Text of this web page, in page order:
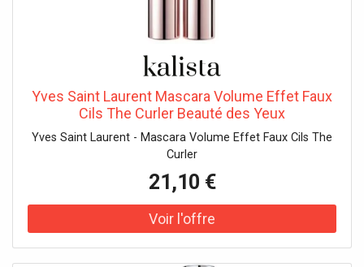
Yves Saint Laurent Mascara Volume Effet Faux
Cils The Curler Beauté des Yeux
Yves Saint Laurent - Mascara Volume Effet Faux Cils The
Curler
21,10 €